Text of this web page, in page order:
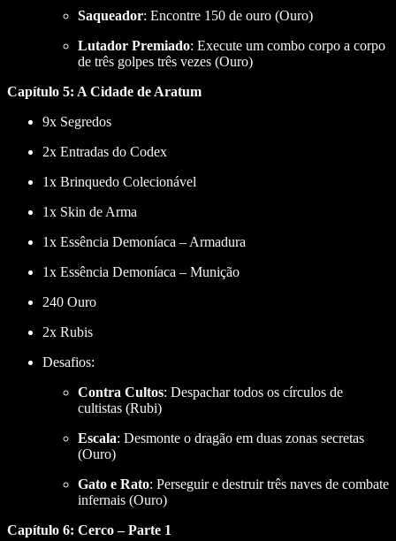
Saqueador: Encontre 150 de ouro (Ouro)
Lutador Premiado: Execute um combo corpo a corpo
de três golpes três vezes (Ouro)
Capítulo 5: A Cidade de Aratum
9x Segredos
2x Entradas do Codex
1x Brinquedo Colecionável
1x Skin de Arma
1x Essência Demoníaca – Armadura
1x Essência Demoníaca – Munição
240 Ouro
2x Rubis
Desafios:
Contra Cultos: Despachar todos os círculos de
cultistas (Rubi)
Escala: Desmonte o dragão em duas zonas secretas
(Ouro)
Gato e Rato: Perseguir e destruir três naves de combate
infernais (Ouro)
Capítulo 6: Cerco – Parte 1